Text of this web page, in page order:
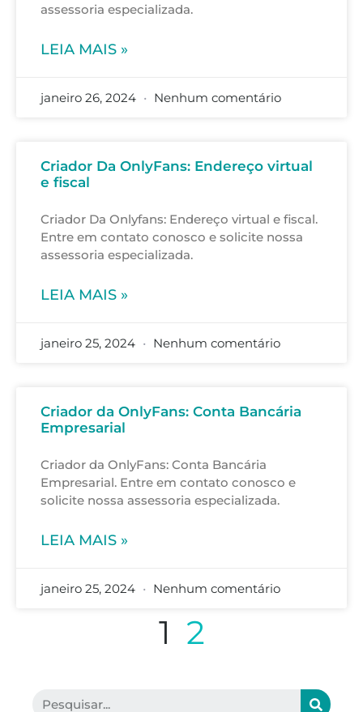
assessoria especializada.
LEIA MAIS »
janeiro 26, 2024 Nenhum comentário
Criador Da OnlyFans: Endereço virtual
e fiscal
Criador Da Onlyfans: Endereço virtual e fiscal.
Entre em contato conosco e solicite nossa
assessoria especializada.
LEIA MAIS »
janeiro 25, 2024 Nenhum comentário
Criador da OnlyFans: Conta Bancária
Empresarial
Criador da OnlyFans: Conta Bancária
Empresarial. Entre em contato conosco e
solicite nossa assessoria especializada.
LEIA MAIS »
janeiro 25, 2024 Nenhum comentário
1 2